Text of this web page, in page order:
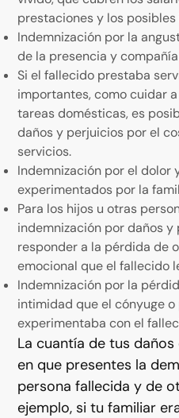
prestaciones y los
Indemnización por la
de la presencia y
Si el fallecido prestaba
importantes, como cuidar
tareas domésticas, es
daños y perjuicios por el
servicios.
Indemnización por el dolor
experimentados por la
Para los hijos u otras
indemnización por daños
responder a la pérdida de
emocional que el fallecido
Indemnización por la
intimidad que el cónyuge
experimentaba con el
La cuantía de tus
en que presentes la
persona fallecida y de
ejemplo, si tu familiar